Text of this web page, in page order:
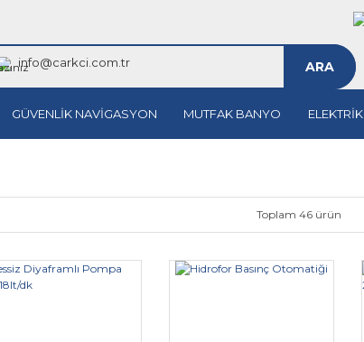
info@carkci.com.tr ARA
GÜVENLİK NAVİGASYON MUTFAK BANYO ELEKTRİK
Toplam 46 ürün